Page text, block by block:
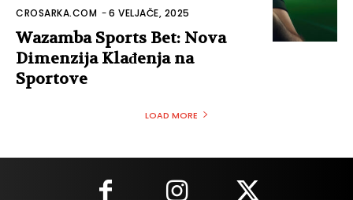
CROSARKA.COM -6 VELJAČE, 2025
Wazamba Sports Bet: Nova
Dimenzija Klađenja na
Sportove
LOAD MORE